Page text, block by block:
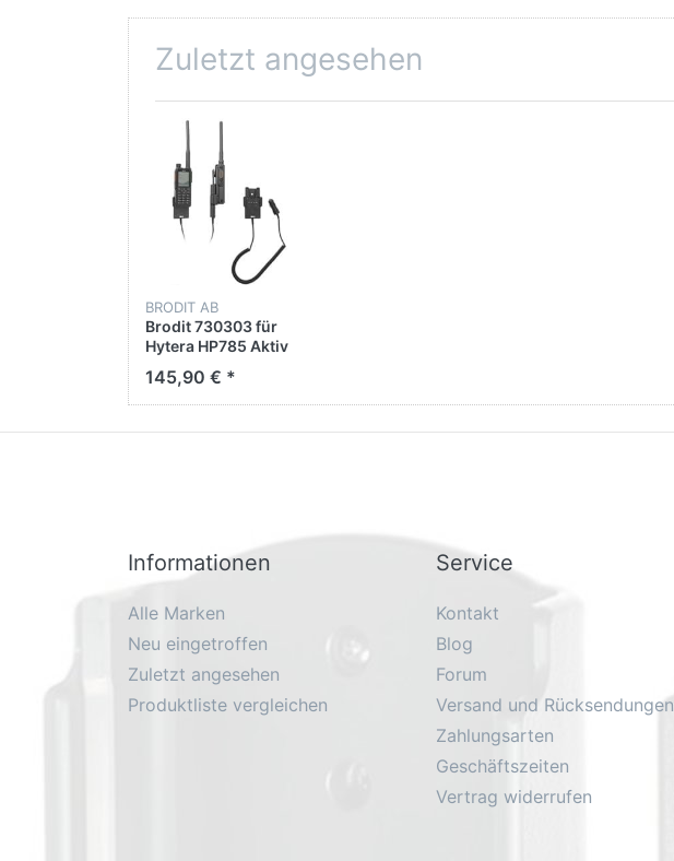
Zuletzt angesehen
BRODIT AB
Brodit 730303 für
Hytera HP785 Aktiv
Zigarettenanzünder-
Stecker
145,90 € *
Informationen
Alle Marken
Neu eingetroffen
Zuletzt angesehen
Produktliste vergleichen
Service
Kontakt
Blog
Forum
Versand und Rücksendungen
Zahlungsarten
Geschäftszeiten
Vertrag widerrufen